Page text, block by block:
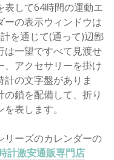
表して64時間の運動エ
ーの表示ウィンドウは
を通じて(通って)辺鄙
は一望ですべて見渡せ
、アクセサリーを掛け
の文字盤がありま
鎖を配備して、折り
表します。
リーズのカレンダーの
計激安通販専門店